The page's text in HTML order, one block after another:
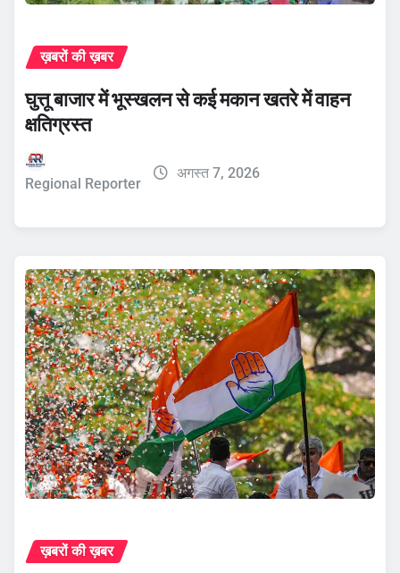
ख़बरों की ख़बर
घुत्तू बाजार में भूस्खलन से कई मकान खतरे में वाहन
क्षतिग्रस्त
Regional Reporter
अगस्त 7, 2026
ख़बरों की ख़बर